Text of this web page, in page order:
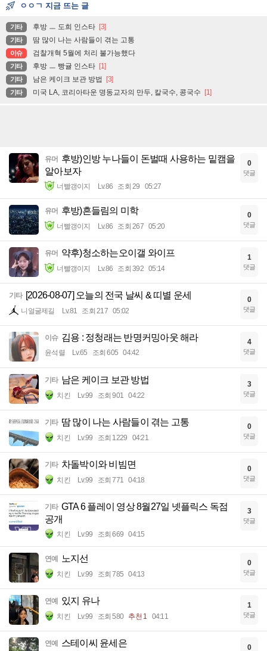
ㅇㅇㄱ 지금 뜨는 글
기타 후방 ㅡ 도희 인스타 [3]
기타 땀 많이 나는 사람들이 겪는 고통
이슈 검찰개혁 5월에 처리 불가능했다
기타 후방 ㅡ 빵귤 인스타 [1]
기타 남은 케이크 보관 방법 [3]
기타 미국 LA, 코리아타운 명동교자의 만두, 칼국수, 콩국수 [1]
유머 후방)인방 누나들이 돈벌때 사용하는 밑캠을
알아보자
너빨갱이지 Lv.86 조회 29 05:27
0
댓글
유머 후방)흔들림의 미학
너빨갱이지 Lv.86 조회 267 05:20
0
댓글
유머 약후)청소하는오이갤 와이프
너빨갱이지 Lv.86 조회 392 05:14
1
댓글
기타 [2026-08-07] 오늘의 전국 날씨 & 띠별 운세
니얼굴제길 Lv.81 조회 217 05:02
0
댓글
이슈 김용 : 정청래는 반명커밍아웃 해라
윤석렬 Lv.65 조회 605 04:42
4
댓글
기타 남은 케이크 보관 방법
치킨 Lv.99 조회 901 04:22
3
댓글
기타 땀 많이 나는 사람들이 겪는 고통
치킨 Lv.99 조회 1229 04:21
0
댓글
기타 차돌박이와 비빔면
치킨 Lv.99 조회 771 04:18
0
댓글
기타 GTA 6 플레이 영상 8월27일 넷플릭스 독점
공개
치킨 Lv.99 조회 669 04:15
3
댓글
연예 노지선
치킨 Lv.99 조회 785 04:13
0
댓글
연예 있지 유나
치킨 Lv.99 조회 580 추천 1 04:11
1
댓글
연예 스테이씨 윤세은 0